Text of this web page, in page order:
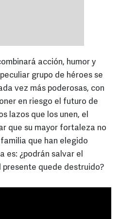
acción, humor y
grupo de héroes se
vez más poderosas, con
en riesgo el futuro de
lazos que los unen, el
que su mayor fortaleza no
que han elegido
es: ¿podrán salvar el
presente quede destruido?